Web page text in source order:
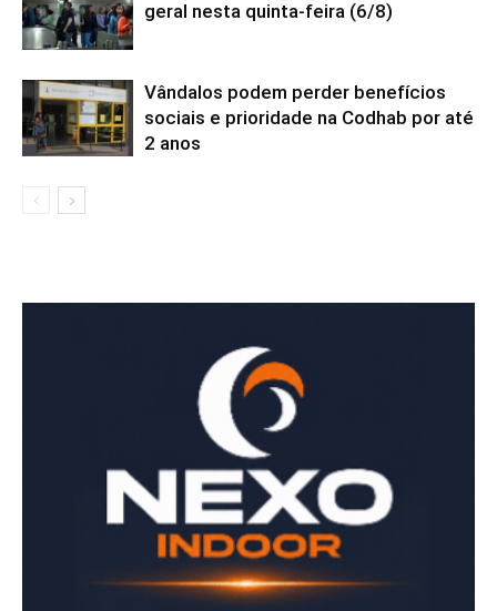
geral nesta quinta-feira (6/8)
Vândalos podem perder benefícios
sociais e prioridade na Codhab por até
2 anos